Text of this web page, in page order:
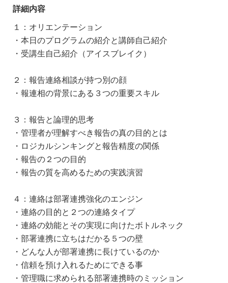
詳細内容
１：オリエンテーション
・本日のプログラムの紹介と講師自己紹介
・受講生自己紹介（アイスブレイク）
２：報告連絡相談が持つ別の顔
・報連相の背景にある３つの重要スキル
３：報告と論理的思考
・管理者が理解すべき報告の真の目的とは
・ロジカルシンキングと報告精度の関係
・報告の２つの目的
・報告の質を高めるための実践演習
４：連絡は部署連携強化のエンジン
・連絡の目的と２つの連絡タイプ
・連絡の効能とその実現に向けたボトルネック
・部署連携に立ちはだかる５つの壁
・どんな人が部署連携に長けているのか
・信頼を預け入れるためにできる事
・管理職に求められる部署連携時のミッション